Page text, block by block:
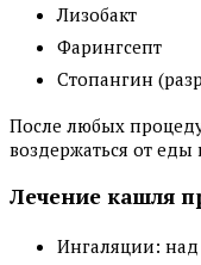
Лизобакт
Фарингсепт
Стопангин
После любых
воздержаться от еды
Лечение кашля
Ингаляции: